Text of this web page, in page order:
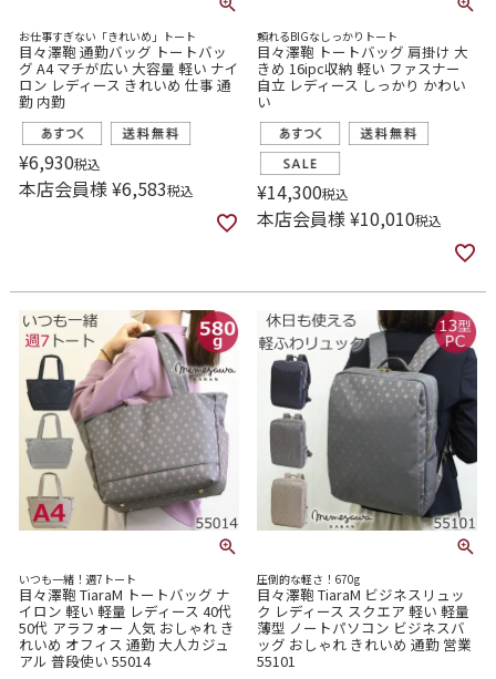
お仕事すぎない「きれいめ」トート
目々澤鞄 通勤バッグ トートバッ
グ A4 マチが広い 大容量 軽い ナイ
ロン レディース きれいめ 仕事 通
勤 内勤
¥6,930税込
本店会員様¥6,583税込
頼れるBIGなしっかりトート
目々澤鞄 トートバッグ 肩掛け 大
きめ 16ipc収納 軽い ファスナー
自立 レディース しっかり かわい
い
¥14,300税込
本店会員様¥10,010税込
いつも一緒！週7トート
目々澤鞄 TiaraM トートバッグ ナ
イロン 軽い 軽量 レディース 40代
50代 アラフォー 人気 おしゃれ き
れいめ オフィス 通勤 大人カジュ
アル 普段使い 55014
圧倒的な軽さ！670g
目々澤鞄 TiaraM ビジネスリュッ
ク レディース スクエア 軽い 軽量
薄型 ノートパソコン ビジネスバ
ッグ おしゃれ きれいめ 通勤 営業
55101